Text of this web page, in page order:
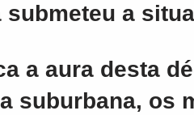
a
a aura desta
suburbana, os